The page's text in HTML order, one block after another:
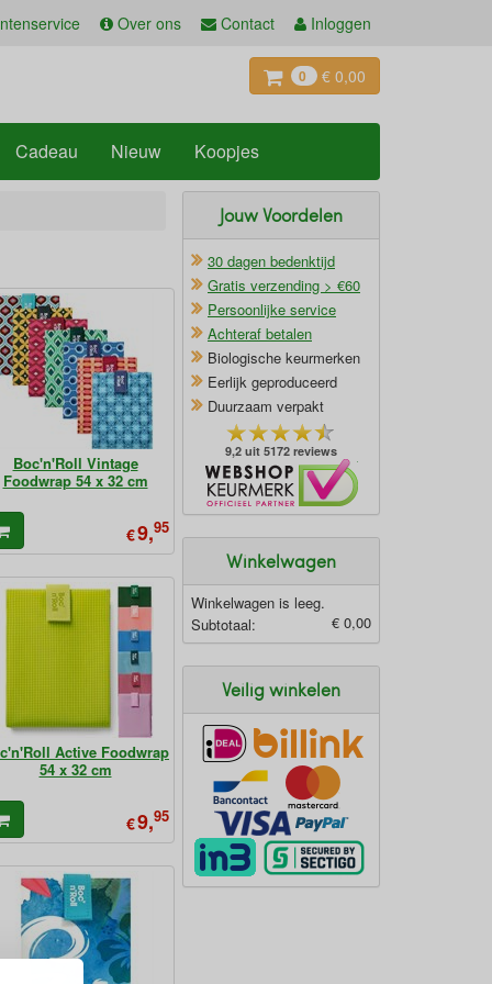
Over ons Contact Inloggen
0 € 0,00
Cadeau Nieuw Koopjes
Boc'n'Roll Vintage
Foodwrap 54 x 32 cm
€9,95
Active Foodwrap
54 x 32 cm
€9,95
Jouw Voordelen
30 dagen bedenktijd
Gratis verzending > €60
Persoonlijke service
Achteraf betalen
Biologische keurmerken
Eerlijk geproduceerd
Duurzaam verpakt
9,2 uit 5172 reviews
Winkelwagen
Winkelwagen is leeg.
Subtotaal:
€ 0,00
Veilig winkelen